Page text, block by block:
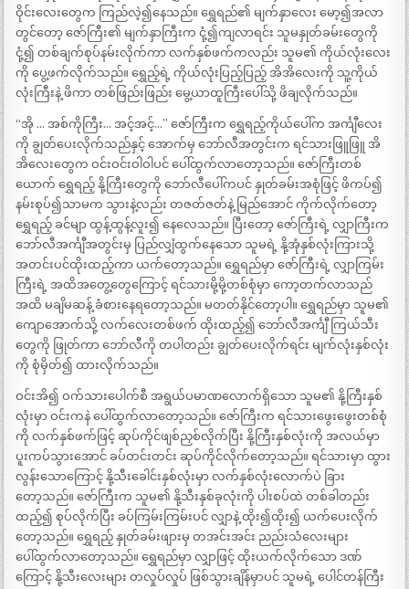
ဝိုင်းလေးတွေက ကြည်လဲ့၍နေသည်။ ရွှေရည်၏ မျက်နှာလေး မော့၍အလာ
တွင်တော့ ဇော်ကြီး၏ မျက်နှာကြီးက ငုံ့၍ကျလာရင်း သူမနှုတ်ခမ်းတွေကို
ငုံ့၍ တစ်ချက်စုပ်နမ်းလိုက်ကာ လက်နှစ်ဖက်ကလည်း သူမ၏ ကိုယ်လုံးလေး
ကို ပွေ့ဖက်လိုက်သည်။ ရွှေည့်ရဲ့ ကိုယ်လုံးပြည့်ပြည့် အိအိလေးကို သူ့ကိုယ်
လုံးကြီးနဲ့ ဖိကာ တစ်ဖြည်းဖြည်း မွေ့ယာထူကြီးပေါ်သို့ ဖိချလိုက်သည်။
“အို … အစ်ကိုကြီး… အင့်အင့်…” ဇော်ကြီးက ရွှေရည့်ကိုယ်ပေါ်က အင်္ကျီလေး
ကို ချွတ်ပေးလိုက်သည်နှင့် အောက်မှ ဘော်လီအတွင်းက ရင်သားဖြူဖြူ အိ
အိလေးတွေက ဝင်းဝင်းဝါဝါပင် ပေါ်ထွက်လာတော့သည်။ ဇော်ကြီးတစ်
ယောက် ရွှေရည့် နို့ကြီးတွေကို ဘော်လီပေါ်ကပင် နှုတ်ခမ်းအစုံဖြင့် ဖိကပ်၍
နမ်းစုပ်၍သာမက သွားနဲ့လည်း တဇတ်ဇတ်နဲ့ မြည်အောင် ကိုက်လိုက်တော့
ရွှေရည့် ခင်မျာ ထွန့်ထွန့်လူး၍ နေလေသည်။ ပြီးတော့ ဇော်ကြီးရဲ့ လျှာကြီးက
ဘော်လီအင်္ကျီအတွင်းမှ ပြည်လျှံထွက်နေသော သူမရဲ့ နို့အုံနှစ်လုံးကြားသို့
အတင်းပင်ထိုးထည့်ကာ ယက်တော့သည်။ ရွှေရည်မှာ ဇော်ကြီးရဲ့ လျှာကြမ်း
ကြီးရဲ့ အထိအတွေ့တွေကြောင့် ရင်သားမို့မို့တစ်စုံမှာ ကော့တက်လာသည်
အထိ မချိမဆန့် ခံစားနေရတော့သည်။ မတတ်နိုင်တော့ပါ။ ရွှေရည်မှာ သူမ၏
ကျောအောက်သို့ လက်လေးတစ်ဖက် ထိုးထည့်၍ ဘော်လီအင်္ကျီ ကြယ်သီး
တွေကို ဖြုတ်ကာ ဘော်လီကို တပါတည်း ချွတ်ပေးလိုက်ရင်း မျက်လုံးနှစ်လုံး
ကို စုံမှိတ်၍ ထားလိုက်သည်။
ဝင်းအိ၍ ဝက်သားပေါက်စီ အရွယ်ပမာဏလောက်ရှိသော သူမ၏ နို့ကြီးနှစ်
လုံးမှာ ဝင်းကနဲ ပေါ်ထွက်လာတော့သည်။ ဇော်ကြီးက ရင်သားဖွေးဖွေးတစ်စုံ
ကို လက်နှစ်ဖက်ဖြင့် ဆုပ်ကိုင်ဖျစ်ညှစ်လိုက်ပြီး နို့ကြီးနှစ်လုံးကို အလယ်မှာ
ပူးကပ်သွားအောင် ခပ်တင်းတင်း ဆုပ်ကိုင်လိုက်တော့သည်။ ရင်သားမှာ ထွား
လွန်းသောကြောင့် နို့သီးခေါင်းနှစ်လုံးမှာ လက်နှစ်လုံးလောက်ပဲ ခြား
တော့သည်။ ဇော်ကြီးက သူမ၏ နို့သီးနှစ်ခုလုံးကို ပါးစပ်ထဲ တစ်ခါတည်း
ထည့်၍ စုပ်လိုက်ပြီး ခပ်ကြမ်းကြမ်းပင် လျှာနဲ့ ထိုး၍ထိုး၍ ယက်ပေးလိုက်
တော့သည်။ ရွှေရည့် နှုတ်ခမ်းဖျားမှ တအင်းအင်း ညည်းသံလေးများ
ပေါ်ထွက်လာတော့သည်။ ရွှေရည်မှာ လျှာဖြင့် ထိုးယက်လိုက်သော ဒဏ်
ကြောင့် နို့သီးလေးများ တလှုပ်လှုပ် ဖြစ်သွားချိန်မှာပင် သူမရဲ့ ပေါင်တန်ကြီး